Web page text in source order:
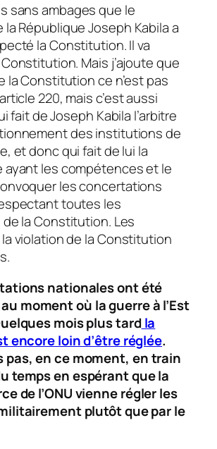
sans ambages que le
République Joseph Kabila a
la Constitution. Il va
Mais j’ajoute que
la Constitution ce n’est pas
220, mais c’est aussi
fait de Joseph Kabila l’arbitre
des institutions de
et donc qui fait de lui la
ayant les compétences et le
les concertations
toutes les
la Constitution. Les
violation de la Constitution
nationales ont été
moment où la guerre à l’Est
mois plus tardla
encore loin d’être réglée.
pas, en ce moment, en train
temps en espérant que la
de l’ONU vienne régler les
plutôt que par le